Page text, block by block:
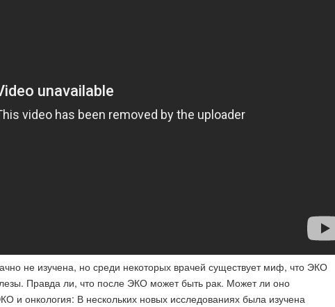
не изучена, но среди некоторых врачей существует миф, что ЭКО
Правда ли, что после ЭКО может быть рак. Может ли оно
и онкология: В нескольких новых исследованиях была изучена